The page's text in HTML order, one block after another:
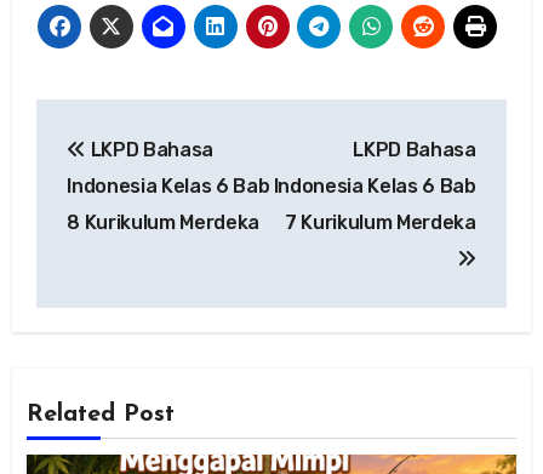
pos
LKPD Bahasa
Indonesia Kelas 6 Bab
8 Kurikulum Merdeka
LKPD Bahasa
Indonesia Kelas 6 Bab
7 Kurikulum Merdeka
Related Post